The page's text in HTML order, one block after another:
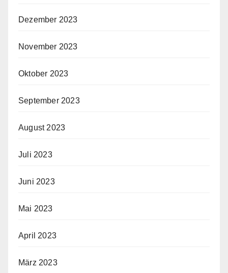
Dezember 2023
November 2023
Oktober 2023
September 2023
August 2023
Juli 2023
Juni 2023
Mai 2023
April 2023
März 2023